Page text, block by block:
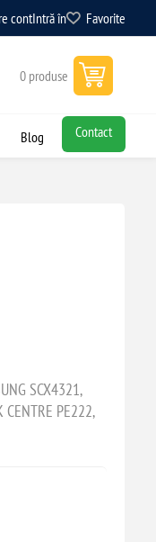
contIntră în Favorite
0 produse
Blog Contact
SCX4321,
CENTRE PE222,